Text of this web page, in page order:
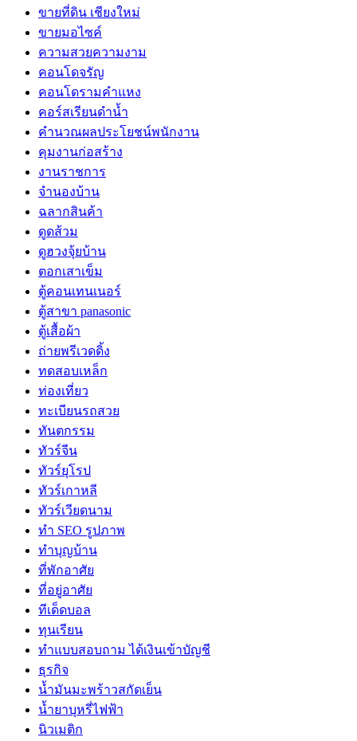
ขายที่ดิน เชียงใหม่
ขายมอไซค์
ความสวยความงาม
คอนโดจรัญ
คอนโดรามคำแหง
คอร์สเรียนดำน้ำ
คำนวณผลประโยชน์พนักงาน
คุมงานก่อสร้าง
งานราชการ
จำนองบ้าน
ฉลากสินค้า
ดูดส้วม
ดูฮวงจุ้ยบ้าน
ตอกเสาเข็ม
ตู้คอนเทนเนอร์
ตู้สาขา panasonic
ตู้เสื้อผ้า
ถ่ายพรีเวดดิ้ง
ทดสอบเหล็ก
ท่องเที่ยว
ทะเบียนรถสวย
ทันตกรรม
ทัวร์จีน
ทัวร์ยุโรป
ทัวร์เกาหลี
ทัวร์เวียดนาม
ทำ SEO รูปภาพ
ทำบุญบ้าน
ที่พักอาศัย
ที่อยู่อาศัย
ทีเด็ดบอล
ทุนเรียน
ทําแบบสอบถาม ได้เงินเข้าบัญชี
ธุรกิจ
น้ำมันมะพร้าวสกัดเย็น
น้ำยาบุหรี่ไฟฟ้า
นิวเมติก